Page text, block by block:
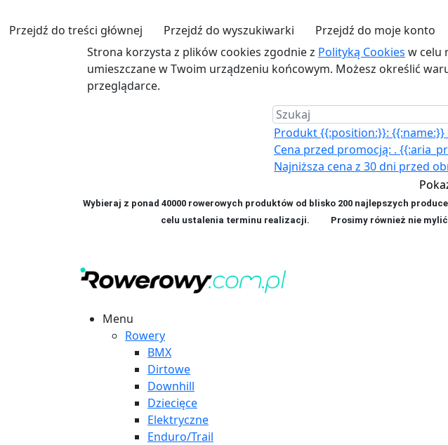
Przejdź do treści głównej Przejdź do wyszukiwarki Przejdź do moje konto
Strona korzysta z plików cookies zgodnie z Polityką Cookies w celu
umieszczane w Twoim urządzeniu końcowym. Możesz określić
przeglądarce.
Produkt {{:position:}}: {{:name:}}
Cena przed promocją: .
Najniższa cena z 30 dni przed
Wybieraj z ponad 40000 rowerowych produktów od blisko 200 najlepszych
celu ustalenia terminu realizacji. Prosimy również nie
Menu
Rowery
BMX
Dirtowe
Downhill
Dziecięce
Elektryczne
Enduro/Trail